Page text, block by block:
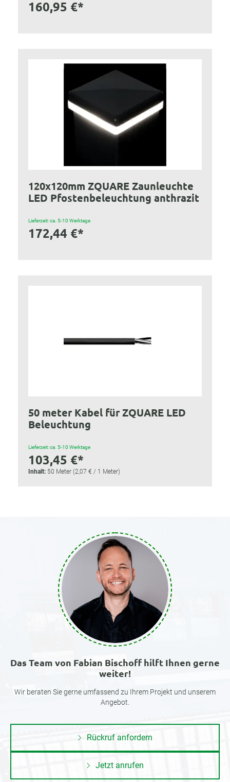
160,95 €*
120x120mm ZQUARE Zaunleuchte
LED Pfostenbeleuchtung anthrazit
Lieferzeit: ca. 5-10 Werktage
172,44 €*
50 meter Kabel für ZQUARE LED
Beleuchtung
Lieferzeit: ca. 5-10 Werktage
103,45 €*
Inhalt: 50 Meter (2,07 € / 1 Meter)
Das Team von Fabian Bischoff hilft Ihnen gerne
weiter!
Wir beraten Sie gerne umfassend zu Ihrem Projekt und unserem
Angebot.
Rückruf anfordern
Jetzt anrufen